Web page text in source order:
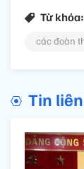
Từ khóa:
các đoàn
Tin